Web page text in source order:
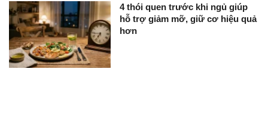
4 thói quen trước khi ngủ giúp
hỗ trợ giảm mỡ, giữ cơ hiệu quả
hơn